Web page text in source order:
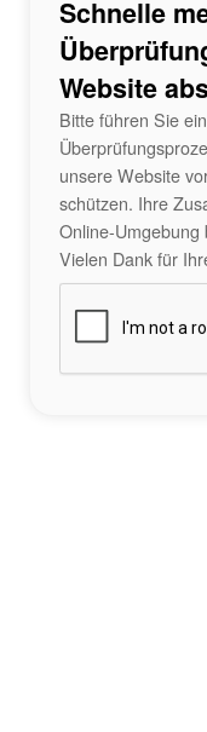
Schnelle
Website
Bitte führen Sie
unsere Website
schützen. Ihre
Online-Umgebung
Vielen Dank für